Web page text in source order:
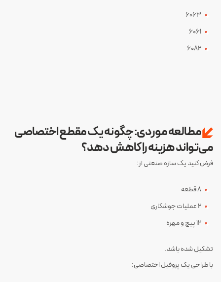
6063
6061
6082
مطالعه موردی: چگونه یک مقطع اختصاصی
می‌تواند هزینه را کاهش دهد؟
فرض کنید یک سازه صنعتی از:
۸ قطعه
۲ عملیات جوشکاری
۱۲ پیچ و مهره
تشکیل شده باشد.
با طراحی یک پروفیل اختصاصی: